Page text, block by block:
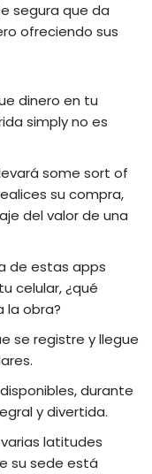
segura que da
ofreciendo sus
dinero en tu
simply no es
some sort of
su compra,
del valor de una
de estas apps
celular, ¿qué
la obra?
se registre y llegue
durante
y divertida.
latitudes
su sede está